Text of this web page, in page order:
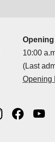
10:00
(Last
Opening